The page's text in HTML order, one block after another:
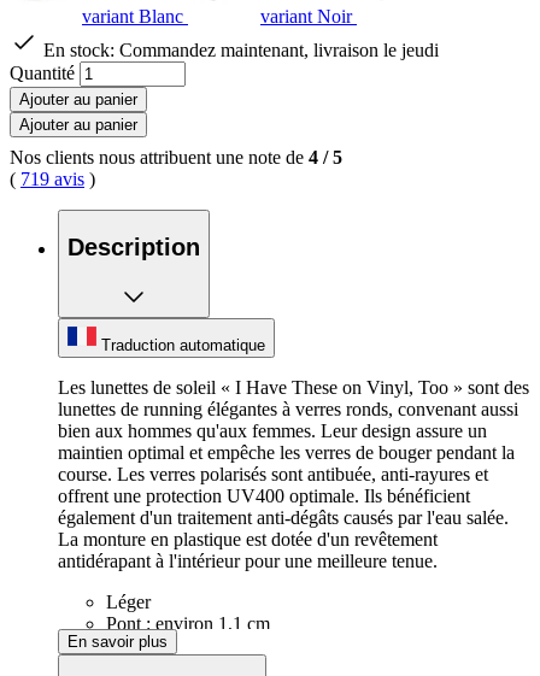
variant Blanc
variant Noir
En stock: Commandez maintenant, livraison le jeudi
Quantité
Ajouter au panier
Ajouter au panier
Nos clients nous attribuent une note de 4 /5
( 719 avis )
Description
Traduction automatique
Les lunettes de soleil « I Have These on Vinyl, Too » sont des
lunettes de running élégantes à verres ronds, convenant aussi
bien aux hommes qu'aux femmes. Leur design assure un
maintien optimal et empêche les verres de bouger pendant la
course. Les verres polarisés sont antibuée, anti-rayures et
offrent une protection UV400 optimale. Ils bénéficient
également d'un traitement anti-dégâts causés par l'eau salée.
La monture en plastique est dotée d'un revêtement
antidérapant à l'intérieur pour une meilleure tenue.
Léger
Pont : environ 1,1 cm
Largeur du verre : env. 4,9 cm
En savoir plus